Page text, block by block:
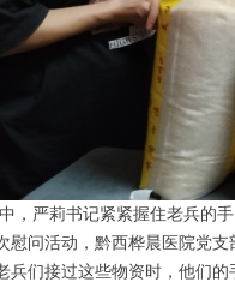
严莉书记紧紧握住老兵的手
慰问活动，黔西桦晨医院党
兵们接过这些物资时，他们